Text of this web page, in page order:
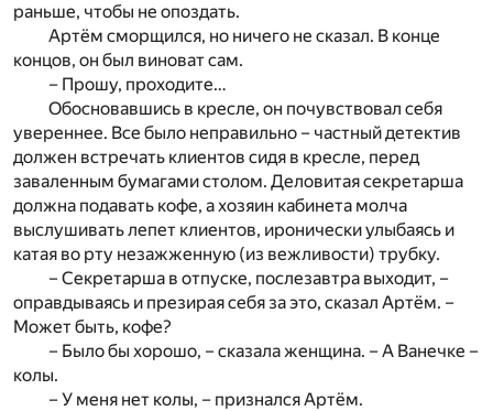
раньше, чтобы не опоздать.
Артём сморщился, но ничего не сказал. В конце
концов, он был виноват сам.
– Прошу, проходите…
Обосновавшись в кресле, он почувствовал себя
увереннее. Все было неправильно – частный детектив
должен встречать клиентов сидя в кресле, перед
заваленным бумагами столом. Деловитая секретарша
должна подавать кофе, а хозяин кабинета молча
выслушивать лепет клиентов, иронически улыбаясь и
катая во рту незажженную (из вежливости) трубку.
– Секретарша в отпуске, послезавтра выходит, –
оправдываясь и презирая себя за это, сказал Артём. –
Может быть, кофе?
– Было бы хорошо, – сказала женщина. – А Ванечке –
колы.
– У меня нет колы, – признался Артём.